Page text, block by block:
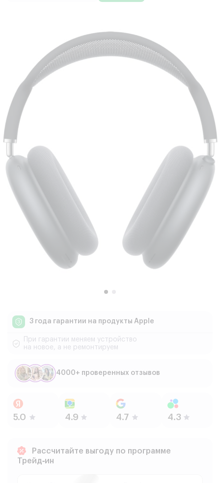
3 года гарантии на продукты Apple
При гарантии меняем устройство
на новое, а не ремонтируем
4000+ проверенных отзывов
Рассчитайте выгоду по программе
Трейд‑ин